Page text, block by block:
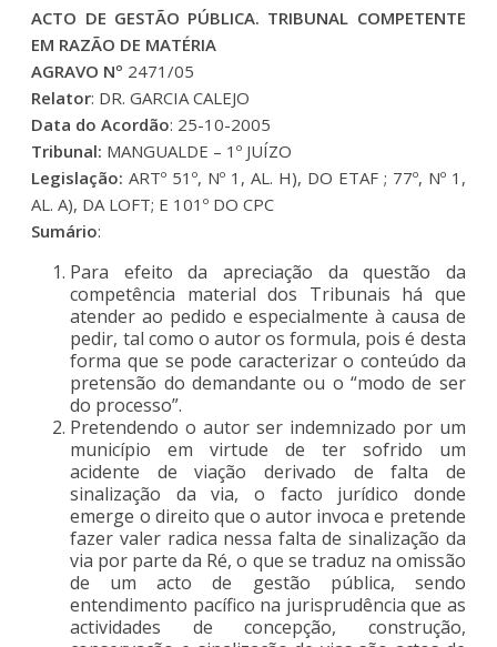
ACTO DE GESTÃO PÚBLICA. TRIBUNAL COMPETENTE
EM RAZÃO DE MATÉRIA
AGRAVO Nº 2471/05
Relator: DR. GARCIA CALEJO
Data do Acordão: 25-10-2005
Tribunal: MANGUALDE – 1º JUÍZO
Legislação: ARTº 51º, Nº 1, AL. H), DO ETAF ; 77º, Nº 1,
AL. A), DA LOFT; E 101º DO CPC
Sumário:
Para efeito da apreciação da questão da
competência material dos Tribunais há que
atender ao pedido e especialmente à causa de
pedir, tal como o autor os formula, pois é desta
forma que se pode caracterizar o conteúdo da
pretensão do demandante ou o “modo de ser
do processo”.
Pretendendo o autor ser indemnizado por um
município em virtude de ter sofrido um
acidente de viação derivado de falta de
sinalização da via, o facto jurídico donde
emerge o direito que o autor invoca e pretende
fazer valer radica nessa falta de sinalização da
via por parte da Ré, o que se traduz na omissão
de um acto de gestão pública, sendo
entendimento pacífico na jurisprudência que as
actividades de concepção, construção,